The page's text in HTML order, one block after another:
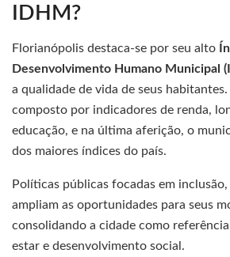
IDHM?
Florianópolis destaca-se por seu alto
Desenvolvimento Humano Municipal
a qualidade de vida de seus
composto por indicadores de renda,
educação, e na última aferição, o
dos maiores índices do país.
Políticas públicas focadas em
ampliam as oportunidades para seus
consolidando a cidade como
estar e desenvolvimento social.